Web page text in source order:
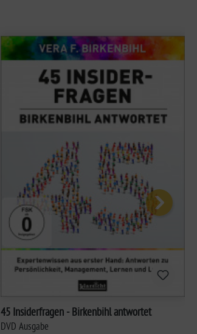
45 Insiderfragen - Birkenbihl antwortet
DVD Ausgabe